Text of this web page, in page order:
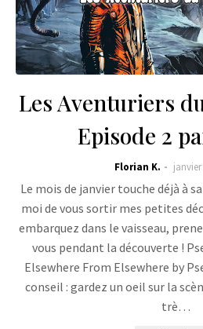
Les Aventuriers
Episode 2
Florian K. janvier
Le mois de janvier touche déjà à
moi de vous sortir mes petites
embarquez dans le vaisseau,
vous pendant la découverte !
Elsewhere From Elsewhere by
conseil : gardez un oeil sur la
trè…